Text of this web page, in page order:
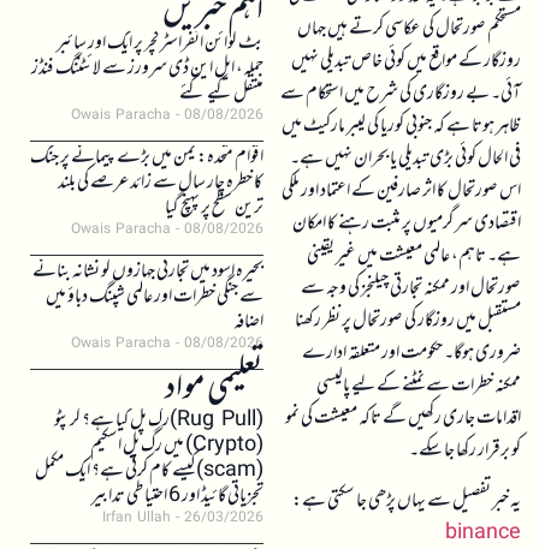
مستحکم صورتحال کی عکاسی کرتے ہیں جہاں
روزگار کے مواقع میں کوئی خاص تبدیلی نہیں
آئی۔ بے روزگاری کی شرح میں استحکام سے
ظاہر ہوتا ہے کہ جنوبی کوریا کی لیبر مارکیٹ میں
فی الحال کوئی بڑی تبدیلی یا بحران نہیں ہے۔
اس صورتحال کا اثر صارفین کے اعتماد اور ملکی
اقتصادی سرگرمیوں پر مثبت رہنے کا امکان
ہے۔ تاہم، عالمی معیشت میں غیر یقینی
صورتحال اور ممکنہ تجارتی چیلنجز کی وجہ سے
مستقبل میں روزگار کی صورتحال پر نظر رکھنا
ضروری ہوگا۔ حکومت اور متعلقہ ادارے
ممکنہ خطرات سے نمٹنے کے لیے پالیسی
اقدامات جاری رکھیں گے تاکہ معیشت کی نمو
کو برقرار رکھا جا سکے۔
یہ خبر تفصیل سے یہاں پڑھی جا سکتی ہے:
binance
بٹ کوائن انفراسٹرکچر پر ایک اور سائبر
حملہ، ایل این ڈی سرورز سے لائٹننگ فنڈز
منتقل کیے گئے
Owais Paracha 08/08/2026
اقوام متحدہ: یمن میں بڑے پیمانے پر جنگ
کا خطرہ چار سال سے زائد عرصے کی بلند
ترین سطح پر پہنچ گیا
Owais Paracha 08/08/2026
بحیرہ اسود میں تجارتی جہازوں کو نشانہ بنانے
سے جنگی خطرات اور عالمی شپنگ دباؤ میں
اضافہ
Owais Paracha 08/08/2026
تعلیمی مواد(Rug Pull)رگ پل کیا ہے؟ کرپٹو
(Crypto) میں رگ پل اسکیم
(scam)کیسے کام کرتی ہے؟ ایک مکمل
تجزیاتی گائیڈ اور 6 احتیاطی تدابیر
Irfan Ullah 26/03/2026